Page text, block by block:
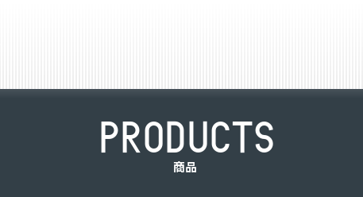
PRODUCTS
商品